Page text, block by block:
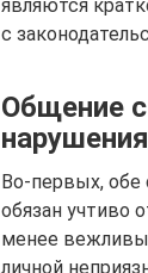
являются
с
Общение
Во-первых, обе
обязан учтиво
менее
личной